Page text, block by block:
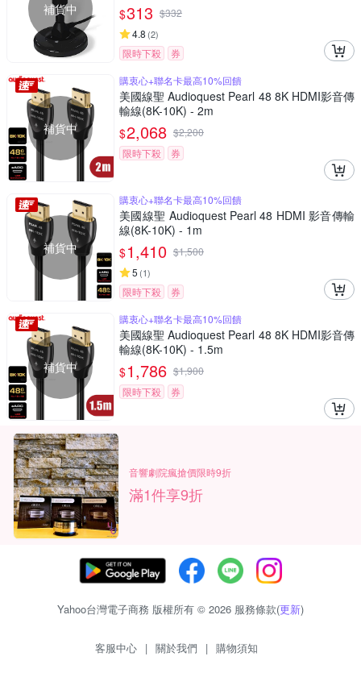
補貨中 $313 $332
4.8 (2)
限時下殺 券
補貨中
購衷心+聯名卡最高10%回饋
美國線聖 Audioquest Pearl 48 8K HDMI影音傳
輸線(8K-10K) - 2m
$2,068 $2,200
限時下殺
券
補貨中
購衷心+聯名卡最高10%回饋
美國線聖 Audioquest Pearl 48 HDMI 影音傳輸
線(8K-10K) - 1m
$1,410 $1,500
5 (1)
限時下殺 券
補貨中
購衷心+聯名卡最高10%回饋
美國線聖 Audioquest Pearl 48 8K HDMI影音傳
輸線(8K-10K) - 1.5m
$1,786 $1,900
限時下殺
券
音響劇院瘋搶價限時9折
滿1件享9折
Yahoo台灣電子商務 版權所有 © 2026 服務條款(更新)
客服中心 | 關於我們 | 購物須知